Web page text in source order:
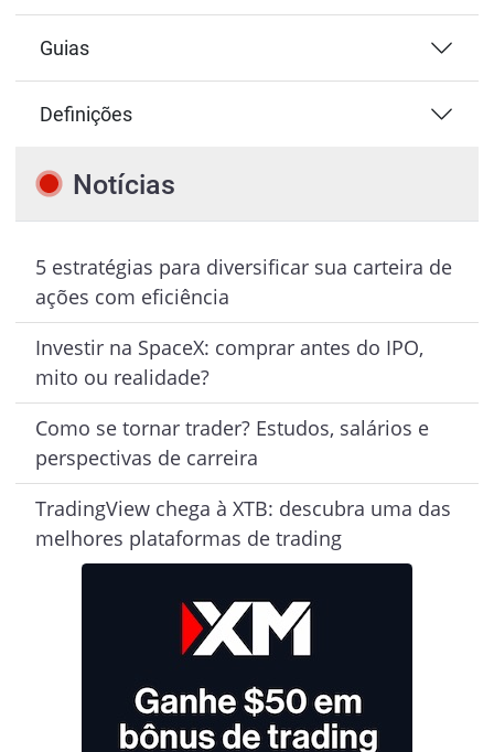
Guias
Definições
Notícias
5 estratégias para diversificar sua carteira de
ações com eficiência
Investir na SpaceX: comprar antes do IPO,
mito ou realidade?
Como se tornar trader? Estudos, salários e
perspectivas de carreira
TradingView chega à XTB: descubra uma das
melhores plataformas de trading